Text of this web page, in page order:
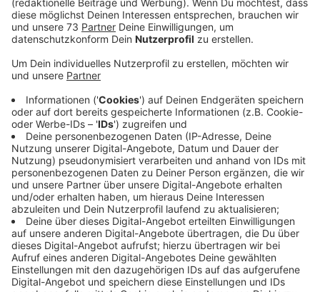
Anzeige
Feuerwehrübungen als mögliche Lösung
Anzeige
Das Problem ist, dass keiner weiß, wie man einen Wald
bewässert, das war bisher auch nie geplant. Wird aber
mit der zunehmenden Trockenheit immer wichtiger.
Und das stellt die Förster vor neue
Herausforderungen. Denn aktuell darf ein Wald, um den
Boden zu schützen, nur über die sogenannten
Rückegassen befahren werden, und die liegen 20 bis
40 Meter auseinander. Alles was außerhalb dieser